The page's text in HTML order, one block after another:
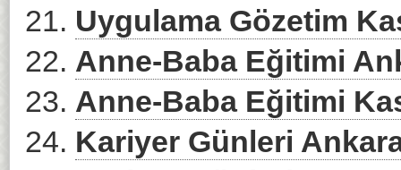
Uygulama Gözetim
Anne-Baba Eğitimi
Anne-Baba Eğitimi
Kariyer Günleri